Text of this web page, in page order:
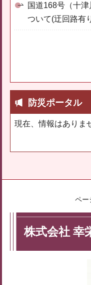
国道168号（十
ついて(迂回路有
防災ポータル
現在、情報はありま
ペー
株式会社 幸